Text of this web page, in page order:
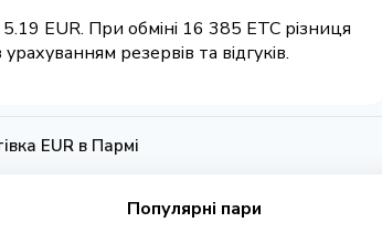
EUR. При обміні 16 385 ETC різниця
резервів та відгуків.
EUR в Пармі
Популярні пари